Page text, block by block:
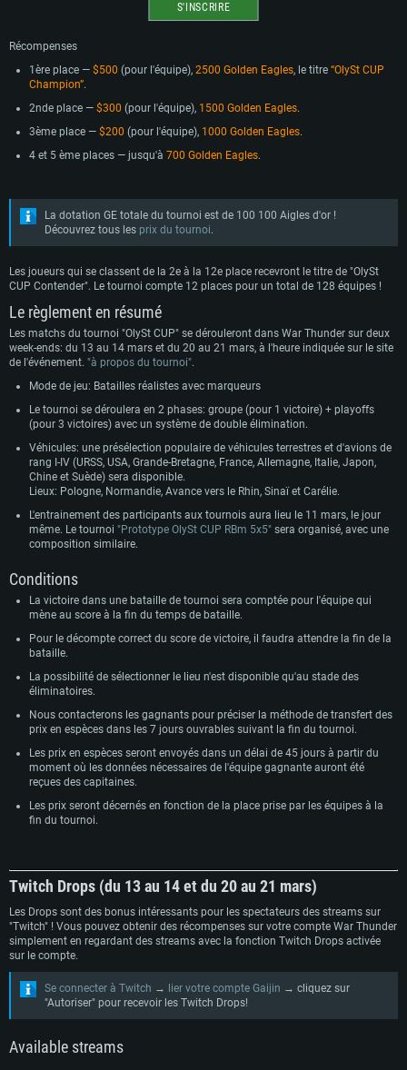
CONFIGURATION SYSTÈME REQUISE
Pour PC
S'INSCRIRE
Récompenses
1ère place — $500 (pour l'équipe), 2500 Golden Eagles, le titre “OlySt CUP
Champion”.
2nde place — $300 (pour l'équipe), 1500 Golden Eagles.
3ème place — $200 (pour l'équipe), 1000 Golden Eagles.
4 et 5 ème places — jusqu'à 700 Golden Eagles.
La dotation GE totale du tournoi est de 100 100 Aigles d'or !
Découvrez tous les prix du tournoi.
Les joueurs qui se classent de la 2e à la 12e place recevront le titre de "OlySt
CUP Contender". Le tournoi compte 12 places pour un total de 128 équipes !
Le règlement en résumé
Les matchs du tournoi "OlySt CUP" se dérouleront dans War Thunder sur deux
week-ends: du 13 au 14 mars et du 20 au 21 mars, à l'heure indiquée sur le site
de l'événement. "à propos du tournoi".
Mode de jeu: Batailles réalistes avec marqueurs
Le tournoi se déroulera en 2 phases: groupe (pour 1 victoire) + playoffs
(pour 3 victoires) avec un système de double élimination.
Véhicules: une présélection populaire de véhicules terrestres et d'avions de
rang I-IV (URSS, USA, Grande-Bretagne, France, Allemagne, Italie, Japon,
Chine et Suède) sera disponible.
Lieux: Pologne, Normandie, Avance vers le Rhin, Sinaï et Carélie.
L'entrainement des participants aux tournois aura lieu le 11 mars, le jour
même. Le tournoi "Prototype OlySt CUP RBm 5x5" sera organisé, avec une
composition similaire.
Conditions
La victoire dans une bataille de tournoi sera comptée pour l'équipe qui
mène au score à la fin du temps de bataille.
Pour le décompte correct du score de victoire, il faudra attendre la fin de la
bataille.
La possibilité de sélectionner le lieu n'est disponible qu'au stade des
éliminatoires.
Nous contacterons les gagnants pour préciser la méthode de transfert des
prix en espèces dans les 7 jours ouvrables suivant la fin du tournoi.
Les prix en espèces seront envoyés dans un délai de 45 jours à partir du
moment où les données nécessaires de l'équipe gagnante auront été
reçues des capitaines.
Les prix seront décernés en fonction de la place prise par les équipes à la
fin du tournoi.
Twitch Drops (du 13 au 14 et du 20 au 21 mars)
Les Drops sont des bonus intéressants pour les spectateurs des streams sur
"Twitch" ! Vous pouvez obtenir des récompenses sur votre compte War Thunder
simplement en regardant des streams avec la fonction Twitch Drops activée
sur le compte.
Se connecter à Twitch → lier votre compte Gaijin → cliquez sur
"Autoriser" pour recevoir les Twitch Drops!
Available streams